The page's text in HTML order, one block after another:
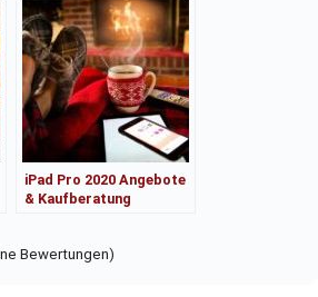
iPad Pro 2020 Angebote
& Kaufberatung
Bewertungen)